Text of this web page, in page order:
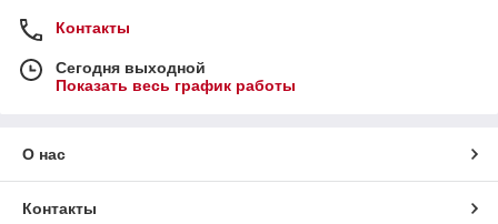
Контакты
Сегодня выходной
Показать весь график работы
О нас
Контакты